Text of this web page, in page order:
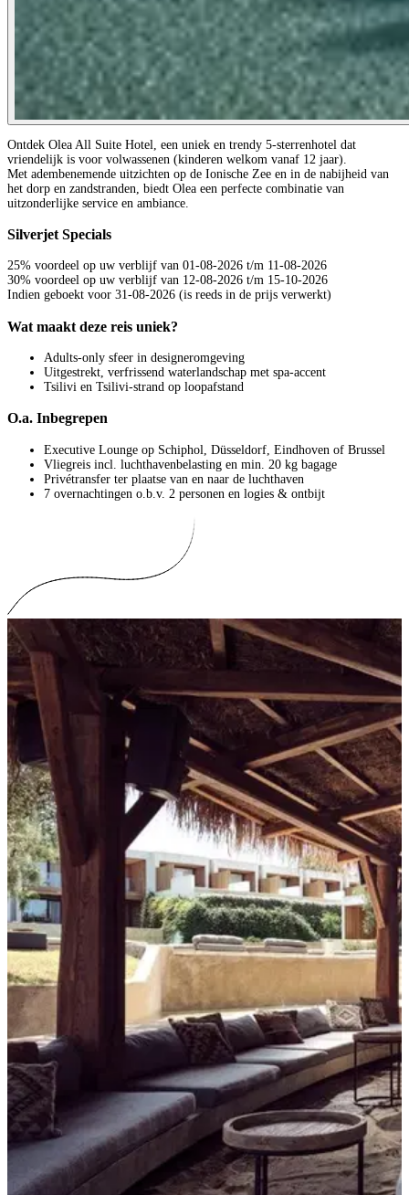
Ontdek Olea All Suite Hotel, een uniek en trendy 5-sterrenhotel dat
vriendelijk is voor volwassenen (kinderen welkom vanaf 12 jaar).
Met adembenemende uitzichten op de Ionische Zee en in de nabijheid van
het dorp en zandstranden, biedt Olea een perfecte combinatie van
uitzonderlijke service en ambiance.
Silverjet Specials
25% voordeel op uw verblijf van 01-08-2026 t/m 11-08-2026
30% voordeel op uw verblijf van 12-08-2026 t/m 15-10-2026
Indien geboekt voor 31-08-2026 (is reeds in de prijs verwerkt)
Wat maakt deze reis uniek?
Adults-only sfeer in designeromgeving
Uitgestrekt, verfrissend waterlandschap met spa-accent
Tsilivi en Tsilivi-strand op loopafstand
O.a. Inbegrepen
Executive Lounge op Schiphol, Düsseldorf, Eindhoven of Brussel
Vliegreis incl. luchthavenbelasting en min. 20 kg bagage
Privétransfer ter plaatse van en naar de luchthaven
7 overnachtingen o.b.v. 2 personen en logies & ontbijt